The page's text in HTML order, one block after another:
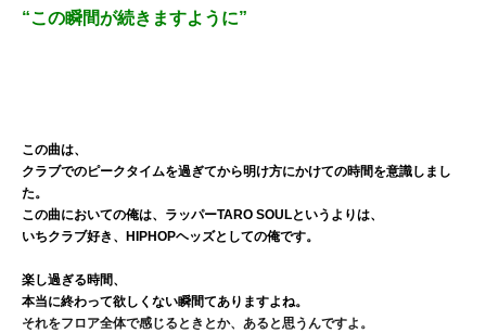
“この瞬間が続きますように”
この曲は、
クラブでのピークタイムを過ぎてから明け方にかけての時間を意識しまし
た。
この曲においての俺は、ラッパーTARO SOULというよりは、
いちクラブ好き、HIPHOPヘッズとしての俺です。
楽し過ぎる時間、
本当に終わって欲しくない瞬間てありますよね。
それをフロア全体で感じるときとか、あると思うんですよ。